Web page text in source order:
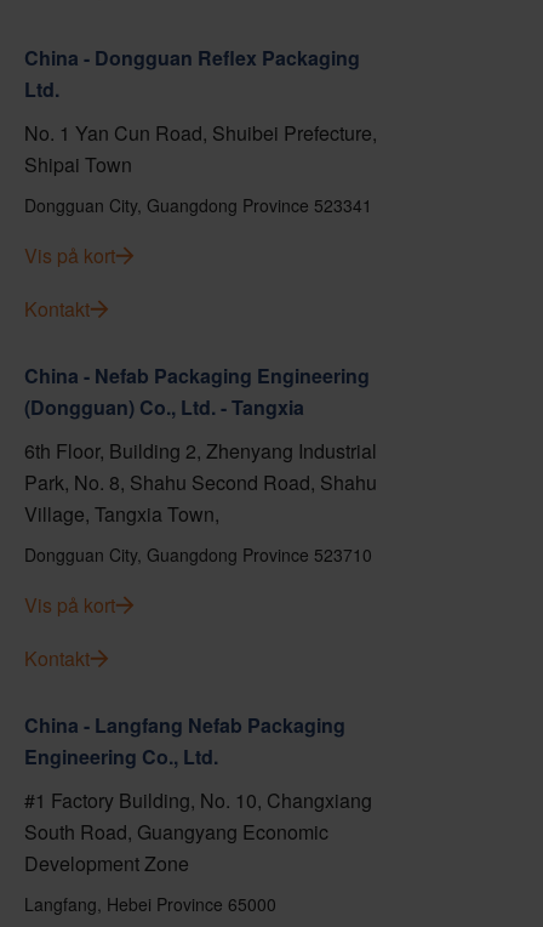
China - Dongguan Reflex Packaging
Ltd.
No. 1 Yan Cun Road, Shuibei Prefecture,
Shipai Town
Dongguan City, Guangdong Province 523341
Vis på kort
Kontakt
China - Nefab Packaging Engineering
(Dongguan) Co., Ltd. - Tangxia
6th Floor, Building 2, Zhenyang Industrial
Park, No. 8, Shahu Second Road, Shahu
Village, Tangxia Town,
Dongguan City, Guangdong Province 523710
Vis på kort
Kontakt
China - Langfang Nefab Packaging
Engineering Co., Ltd.
#1 Factory Building, No. 10, Changxiang
South Road, Guangyang Economic
Development Zone
Langfang, Hebei Province 65000